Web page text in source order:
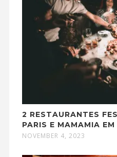
2 RESTAURANTES
PARIS E MAMAMIA EM
NOVEMBER 4, 2023